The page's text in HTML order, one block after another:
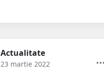
Actualitate
23 martie 2022